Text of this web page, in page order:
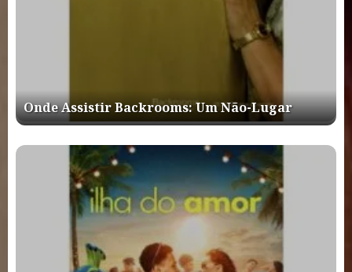
Onde Assistir Backrooms: Um Não-Lugar